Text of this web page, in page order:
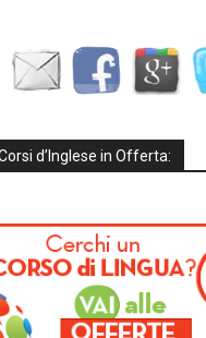
d’Inglese in Offerta: